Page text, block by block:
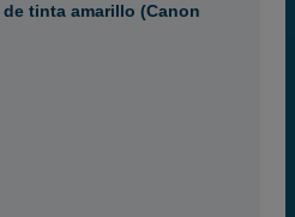
tinta amarillo (Canon